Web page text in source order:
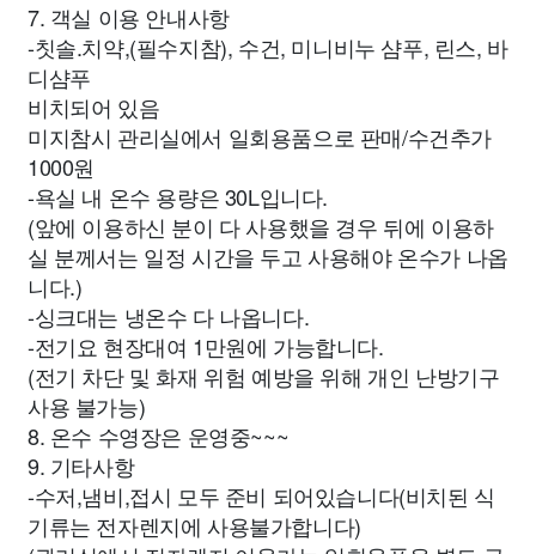
7. 객실 이용 안내사항
-칫솔.치약,(필수지참), 수건, 미니비누 샴푸, 린스, 바
디샴푸
비치되어 있음
미지참시 관리실에서 일회용품으로 판매/수건추가
1000원
-욕실 내 온수 용량은 30L입니다.
(앞에 이용하신 분이 다 사용했을 경우 뒤에 이용하
실 분께서는 일정 시간을 두고 사용해야 온수가 나옵
니다.)
-싱크대는 냉온수 다 나옵니다.
-전기요 현장대여 1만원에 가능합니다.
(전기 차단 및 화재 위험 예방을 위해 개인 난방기구
사용 불가능)
8. 온수 수영장은 운영중~~~
9. 기타사항
-수저,냄비,접시 모두 준비 되어있습니다(비치된 식
기류는 전자렌지에 사용불가합니다)